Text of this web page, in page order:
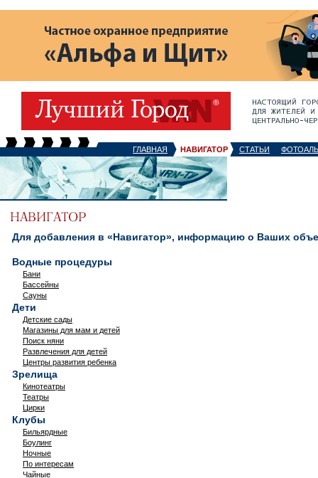
ГЛАВНАЯ НАВИГАТОР СТАТЬИ
Для добавления в «Навигатор», информацию о Ваших
Водные процедуры
Бани
Бассейны
Сауны
Дети
Детские сады
Магазины для мам и детей
Поиск няни
Развлечения для детей
Центры развития ребенка
Зрелища
Кинотеатры
Театры
Цирки
Клубы
Бильярдные
Боулинг
Ночные
По интересам
Чайные